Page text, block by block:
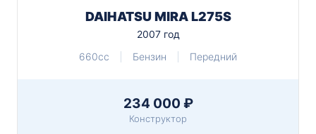
DAIHATSU MIRA L275S
2007 год
660cc
Бензин Передний
234 000 ₽
Конструктор